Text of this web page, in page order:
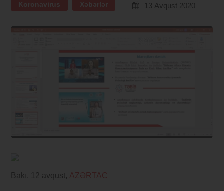
Koronavirus Xəbərlər 13 Avqust 2020
Bakı, 12 avqust, AZƏRTAC